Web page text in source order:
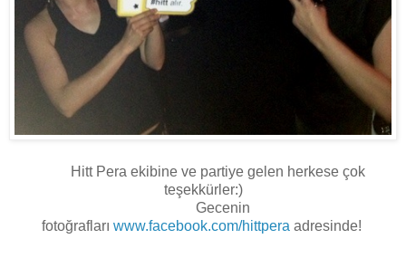
Hitt Pera ekibine ve partiye gelen herkese çok
teşekkürler:)
Gecenin
fotoğrafları www.facebook.com/hittpera adresinde!